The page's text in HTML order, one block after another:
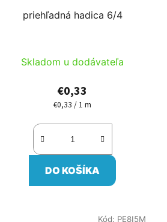
priehľadná hadica 6/4
Skladom u dodávateľa
€0,33
Jednotková
€0,33 / 1 m
DO KOŠÍKA
Kód: PE8I5M